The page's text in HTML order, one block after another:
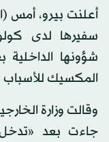
أعلنت بيرو، أمس
سفيرها لدى
شؤونها
المكسيك
وقالت وزارة
جاءت بعد «تدخل